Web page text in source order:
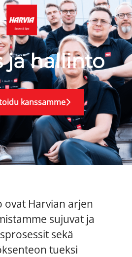
ja hallinto
kanssamme
ovat Harvian arjen
sujuvat ja
sekä
tueksi